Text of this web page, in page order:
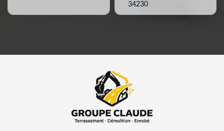
34230